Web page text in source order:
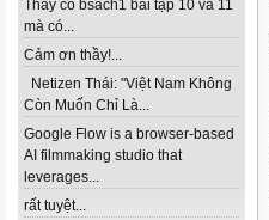
Thầy có bsach1 bài tập 10 và 11
mà có...
Cảm ơn thầy!...
Netizen Thái: "Việt Nam Không
Còn Muốn Chỉ Là...
Google Flow is a browser-based
AI filmmaking studio that
leverages...
rất tuyệt...